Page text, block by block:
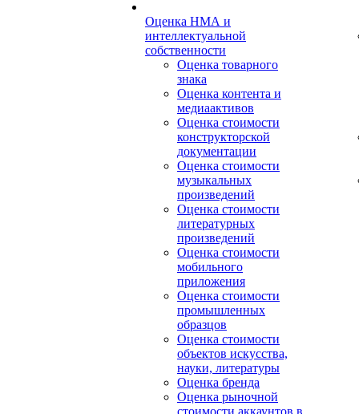
Оценка НМА и
интеллектуальной
собственности
Оценка товарного
знака
Оценка контента и
медиаактивов
Оценка стоимости
конструкторской
документации
Оценка стоимости
музыкальных
произведений
Оценка стоимости
литературных
произведений
Оценка стоимости
мобильного
приложения
Оценка стоимости
промышленных
образцов
Оценка стоимости
объектов искусства,
науки, литературы
Оценка бренда
Оценка рыночной
стоимости аккаунтов в